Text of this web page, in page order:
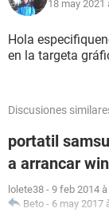
18 may 2021
Hola
en la targeta
Discusiones
portatil
a arrancar win
lolete38 - 9 feb 2014
Beto - 6 may 2017